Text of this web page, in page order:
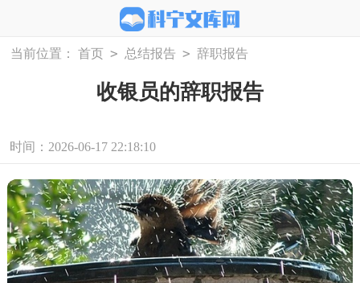
当前位置： 首页 > 总结报告 > 辞职报告
收银员的辞职报告
时间：2026-06-17 22:18:10